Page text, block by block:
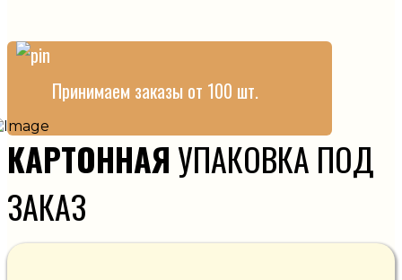
Принимаем заказы от 100 шт.
КАРТОННАЯУПАКОВКА ПОД
ЗАКАЗ